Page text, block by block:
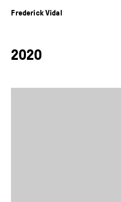
Frederick Vidal
2020